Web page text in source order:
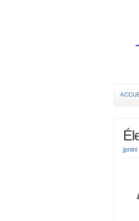
jpnini